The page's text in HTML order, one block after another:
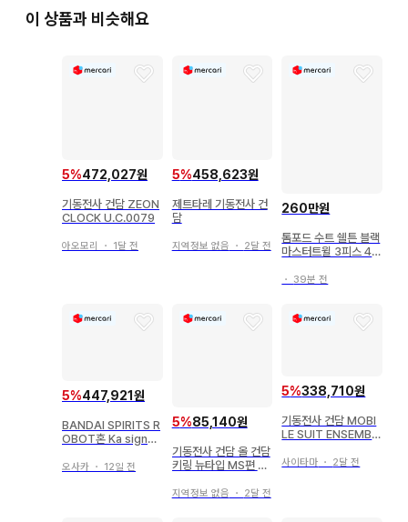
이 상품과 비슷해요
5%472,027원
기동전사 건담 ZEON
CLOCK U.C.0079
아오모리 ・ 1달 전
5%458,623원
제트타레 기동전사 건
담
지역정보 없음 ・ 2달 전
260만원
톰포드 수트 쉘튼 블랙
마스터트윌 3피스 46
・ 39분 전
5%447,921원
BANDAI SPIRITS R
OBOT혼 Ka signat
광의 하사웨이 페넬로
오사카 ・ 12일 전
5%85,140원
기동전사 건담 올 건담
키링 뉴타입 MS편 전
지역정보 없음 ・ 2달 전
5%338,710원
기동전사 건담 MOBI
LE SUIT ENSEMBL
사이타마 ・ 2달 전